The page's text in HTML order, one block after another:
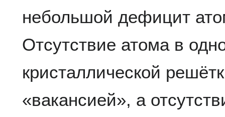
небольшой дефицит
Отсутствие атома в
кристаллической
«вакансией», а